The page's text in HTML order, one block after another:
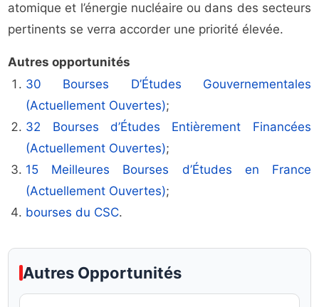
atomique et l’énergie nucléaire ou dans des secteurs
pertinents se verra accorder une priorité élevée.
Autres opportunités
30 Bourses D’Études Gouvernementales
(Actuellement Ouvertes);
32 Bourses d’Études Entièrement Financées
(Actuellement Ouvertes);
15 Meilleures Bourses d’Études en France
(Actuellement Ouvertes);
bourses du CSC.
Autres Opportunités